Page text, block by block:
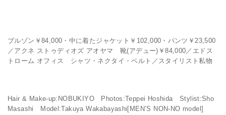
ブルゾン￥84,000・中に着たジャケット￥102,000・パンツ￥23,500
／アクネ ストゥディオズ アオヤマ 靴(アデュー)￥84,000／エドス
トローム オフィス シャツ・ネクタイ・ベルト／スタイリスト私物
Hair & Make-up:NOBUKIYO Photos:Teppei Hoshida Stylist:Sho
Masashi Model:Takuya Wakabayashi[MEN’S NON-NO model]